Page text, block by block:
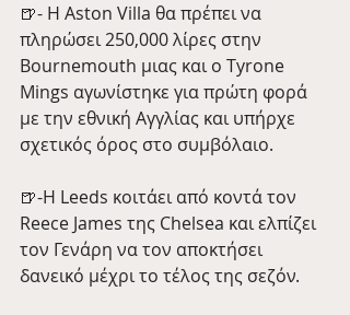
🍺- Η Aston Villa θα πρέπει να
πληρώσει 250,000 λίρες στην
Bournemouth μιας και ο Tyrone
Mings αγωνίστηκε για πρώτη φορά
με την εθνική Αγγλίας και υπήρχε
σχετικός όρος στο συμβόλαιο.
🍺-Η Leeds κοιτάει από κοντά τον
Reece James της Chelsea και ελπίζει
τον Γενάρη να τον αποκτήσει
δανεικό μέχρι το τέλος της σεζόν.